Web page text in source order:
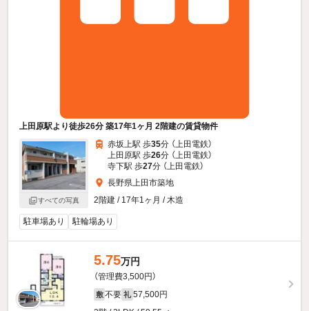
上田原駅より徒歩26分 築17年1ヶ月 2階建の賃貸物件
すべての写真
赤坂上駅 歩35分 （上田電鉄）
上田原駅 歩26分 （上田電鉄）
寺下駅 歩27分 （上田電鉄）
長野県上田市築地
2階建 / 17年1ヶ月 / 木造
駐車場あり 駐輪場あり
5.75万円
（管理費3,500円）
敷 不要 礼 57,500円